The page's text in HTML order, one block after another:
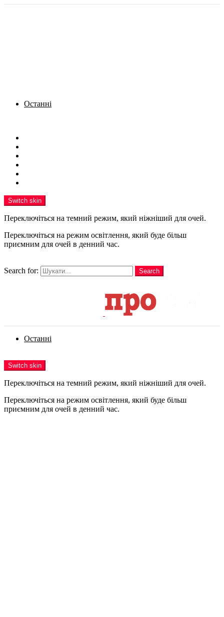
Останні
Switch skin
Переключіться на темний режим, який ніжніший для очей.
Переключіться на режим освітлення, який буде більш
приємним для очей в денний час.
Search for:
Search
Останні
Switch skin
Переключіться на темний режим, який ніжніший для очей.
Переключіться на режим освітлення, який буде більш
приємним для очей в денний час.